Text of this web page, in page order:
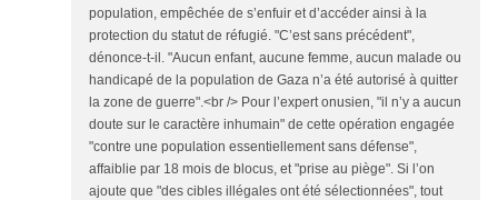
population, empêchée de s’enfuir et d’accéder ainsi à la
protection du statut de réfugié. "C’est sans précédent",
dénonce-t-il. "Aucun enfant, aucune femme, aucun malade ou
handicapé de la population de Gaza n’a été autorisé à quitter
la zone de guerre".<br /> Pour l’expert onusien, "il n’y a aucun
doute sur le caractère inhumain" de cette opération engagée
"contre une population essentiellement sans défense",
affaiblie par 18 mois de blocus, et "prise au piège". Si l’on
ajoute que "des cibles illégales ont été sélectionnées", tout